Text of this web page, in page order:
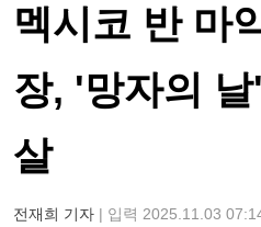
멕시코 반 마
장, '망자의
살
전재희 기자 | 입력 2025.11.03